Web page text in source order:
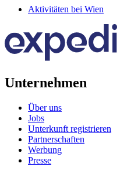
Aktivitäten bei Wien
Unternehmen
Über uns
Jobs
Unterkunft registrieren
Partnerschaften
Werbung
Presse